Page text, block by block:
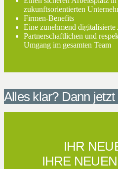
zukunftsorientierten
Firmen-Benefits
Eine zunehmend
Partnerschaftlichen und
Umgang im gesamten Team
Alles klar? Dann jetzt
IHR
IHRE